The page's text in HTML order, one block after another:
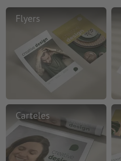
Flyers
Carteles